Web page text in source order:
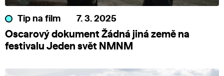
Tip na film 7. 3. 2025
Oscarový dokument Žádná jiná země na
festivalu Jeden svět NMNM